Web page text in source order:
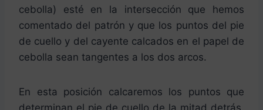
cebolla) esté en la intersección que hemos
comentado del patrón y que los puntos del pie
de cuello y del cayente calcados en el papel de
cebolla sean tangentes a los dos arcos.
En esta posición calcaremos los puntos que
determinan el pie de cuello de la mitad detrás,